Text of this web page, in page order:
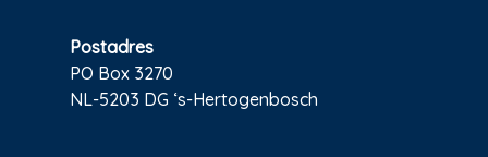
Postadres
PO Box 3270
NL-5203 DG ‘s-Hertogenbosch